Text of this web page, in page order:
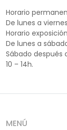
Horario
De lunes a
Horario
De lunes a
Sábado después
10 – 14h.
MENÚ